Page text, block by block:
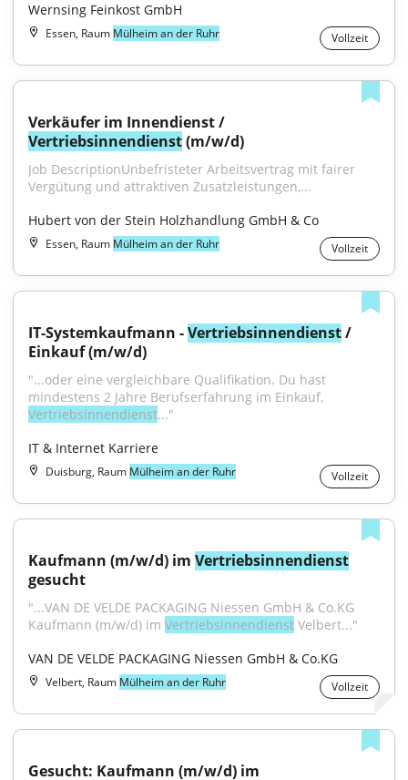
Wernsing Feinkost GmbH
Essen, Raum Mülheim an der Ruhr Vollzeit
Vertriebsinnendienst (m/w/d)
Job DescriptionUnbefristeter Arbeitsvertrag mit fairer
Vergütung und attraktiven Zusatzleistungen,...
Hubert von der Stein Holzhandlung GmbH & Co
Essen, Raum Mülheim an der Ruhr Vollzeit
IT-Systemkaufmann - Vertriebsinnendienst /
Einkauf (m/w/d)
"...oder eine vergleichbare Qualifikation. Du hast
Vertriebsinnendienst..."
IT & Internet Karriere
Duisburg, Raum Mülheim an der Ruhr Vollzeit
Kaufmann (m/w/d) im Vertriebsinnendienst
gesucht
"...VAN DE VELDE PACKAGING Niessen GmbH & Co.KG
Kaufmann (m/w/d) im Vertriebsinnendienst Velbert..."
VAN DE VELDE PACKAGING Niessen GmbH & Co.KG
Velbert, Raum Mülheim an der Ruhr Vollzeit